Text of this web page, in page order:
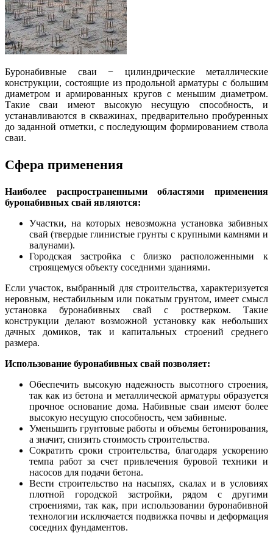
Буронабивные сваи − цилиндрические металлические
конструкции, состоящие из продольной арматуры с большим
диаметром и армированных кругов с меньшим диаметром.
Такие сваи имеют высокую несущую способность, и
устанавливаются в скважинах, предварительно пробуренных
до заданной отметки, с последующим формированием ствола
сваи.
Сфера применения
Наиболее распространенными областями применения
буронабивных свай являются:
Участки, на которых невозможна установка забивных
свай (твердые глинистые грунты с крупными камнями и
валунами).
Городская застройка с близко расположенными к
строящемуся объекту соседними зданиями.
Если участок, выбранный для строительства, характеризуется
неровным, нестабильным или покатым грунтом, имеет смысл
установка буронабивных свай с ростверком. Такие
конструкции делают возможной установку как небольших
дачных домиков, так и капитальных строений среднего
размера.
Использование буронабивных свай позволяет:
Обеспечить высокую надежность высотного строения,
так как из бетона и металлической арматуры образуется
прочное основание дома. Набивные сваи имеют более
высокую несущую способность, чем забивные.
Уменьшить грунтовые работы и объемы бетонирования,
а значит, снизить стоимость строительства.
Сократить сроки строительства, благодаря ускорению
темпа работ за счет привлечения буровой техники и
насосов для подачи бетона.
Вести строительство на насыпях, скалах и в условиях
плотной городской застройки, рядом с другими
строениями, так как, при использовании буронабивной
технологии исключается подвижка почвы и деформация
соседних фундаментов.